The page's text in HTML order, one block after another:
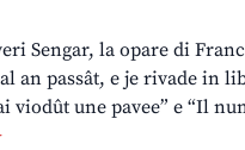
Sengar, la opare di
an passât, e je rivade in
viodût une pavee” e “Il